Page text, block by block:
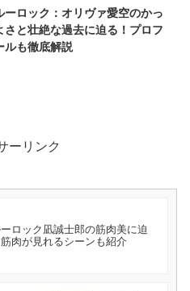
ーロック：オリヴァ愛空のかっ
さと壮絶な過去に迫る！プロフ
ルも徹底解説
ーリンク
ロック凪誠士郎の筋肉美に迫
肉が見れるシーンも紹介